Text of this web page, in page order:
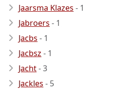
Jaarsma Klazes - 1
Jabroers - 1
Jacbs - 1
Jacbsz - 1
Jacht- 3
Jackles - 5